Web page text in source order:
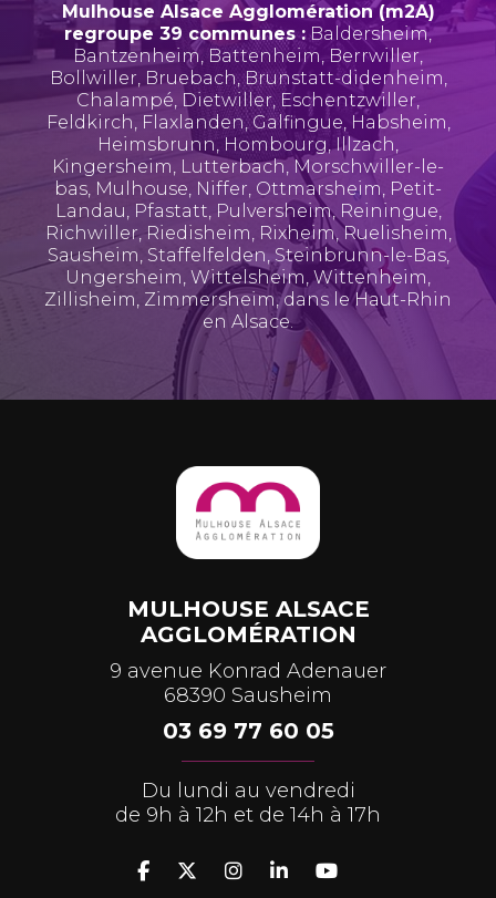
Mulhouse Alsace Agglomération (m2A)
regroupe 39 communes : Baldersheim,
Bantzenheim, Battenheim, Berrwiller,
Bollwiller, Bruebach,Brunstatt-didenheim,
Chalampé, Dietwiller, Eschentzwiller,
Feldkirch, Flaxlanden,Galfingue, Habsheim,
Heimsbrunn, Hombourg,Illzach,
Kingersheim, Lutterbach, Morschwiller-le-
bas, Mulhouse, Niffer, Ottmarsheim, Petit-
Landau, Pfastatt, Pulversheim, Reiningue,
Richwiller, Riedisheim, Rixheim,Ruelisheim,
Sausheim, Staffelfelden, Steinbrunn-le-Bas,
Ungersheim, Wittelsheim,Wittenheim,
Zillisheim, Zimmersheim, dans le Haut-Rhin
en Alsace.
MULHOUSE ALSACE
AGGLOMÉRATION
9 avenue Konrad Adenauer
68390 Sausheim
03 69 77 60 05
Du lundi au vendredi
de 9h à 12h et de 14h à 17h